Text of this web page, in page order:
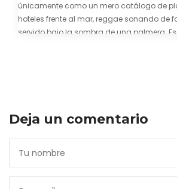
únicamente como un mero catálogo de
hoteles frente al mar, reggae sonando de
servido bajo la sombra de una palmera.
Deja un comentario